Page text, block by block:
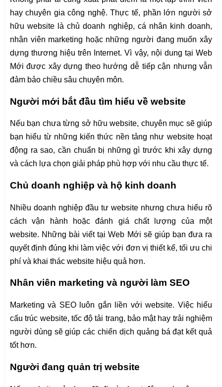
hay chuyên gia công nghệ. Thực tế, phần lớn người sở
hữu website là chủ doanh nghiệp, cá nhân kinh doanh,
nhân viên marketing hoặc những người đang muốn xây
dựng thương hiệu trên Internet. Vì vậy, nội dung tại Web
Mới được xây dựng theo hướng dễ tiếp cận nhưng vẫn
đảm bảo chiều sâu chuyên môn.
Người mới bắt đầu tìm hiểu về website
Nếu bạn chưa từng sở hữu website, chuyên mục sẽ giúp
bạn hiểu từ những kiến thức nền tảng như website hoạt
động ra sao, cần chuẩn bị những gì trước khi xây dựng
và cách lựa chọn giải pháp phù hợp với nhu cầu thực tế.
Chủ doanh nghiệp và hộ kinh doanh
Nhiều doanh nghiệp đầu tư website nhưng chưa hiểu rõ
cách vận hành hoặc đánh giá chất lượng của một
website. Những bài viết tại Web Mới sẽ giúp bạn đưa ra
quyết định đúng khi làm việc với đơn vị thiết kế, tối ưu chi
phí và khai thác website hiệu quả hơn.
Nhân viên marketing và người làm SEO
Marketing và SEO luôn gắn liền với website. Việc hiểu
cấu trúc website, tốc độ tải trang, bảo mật hay trải nghiệm
người dùng sẽ giúp các chiến dịch quảng bá đạt kết quả
tốt hơn.
Người đang quản trị website